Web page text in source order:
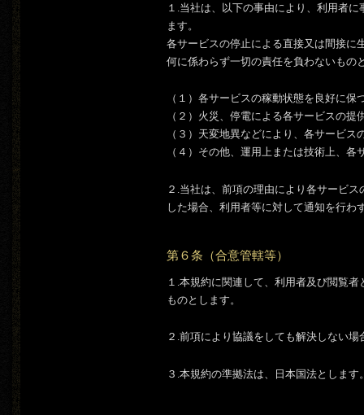
１.当社は、以下の事由により、利用者
ます。
各サービスの停止による直接又は間接に
何に係わらず一切の責任を負わないもの
（１）各サービスの稼動状態を良好に
（２）火災、停電による各サービスの提
（３）天変地異などにより、各サービ
（４）その他、運用上または技術上、
２.当社は、前項の理由により各サービ
した場合、利用者等に対して通知を行わ
第６条（合意管轄等）
１.本規約に関連して、利用者及び閲覧
ものとします。
２.前項により協議をしても解決しない
３.本規約の準拠法は、日本国法とします